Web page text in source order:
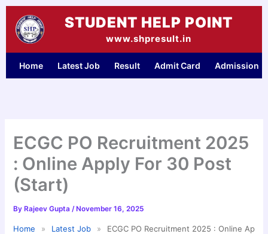
Skip
content
STUDENT HELP POINT
www.shpresult.in
Home Latest Job Result Admit Card Admission
ECGC PO Recruitment 2025
: Online Apply For 30 Post
(Start)
By Rajeev Gupta/ November 16, 2025
Home » Latest Job » ECGC PO Recruitment 2025 : Online